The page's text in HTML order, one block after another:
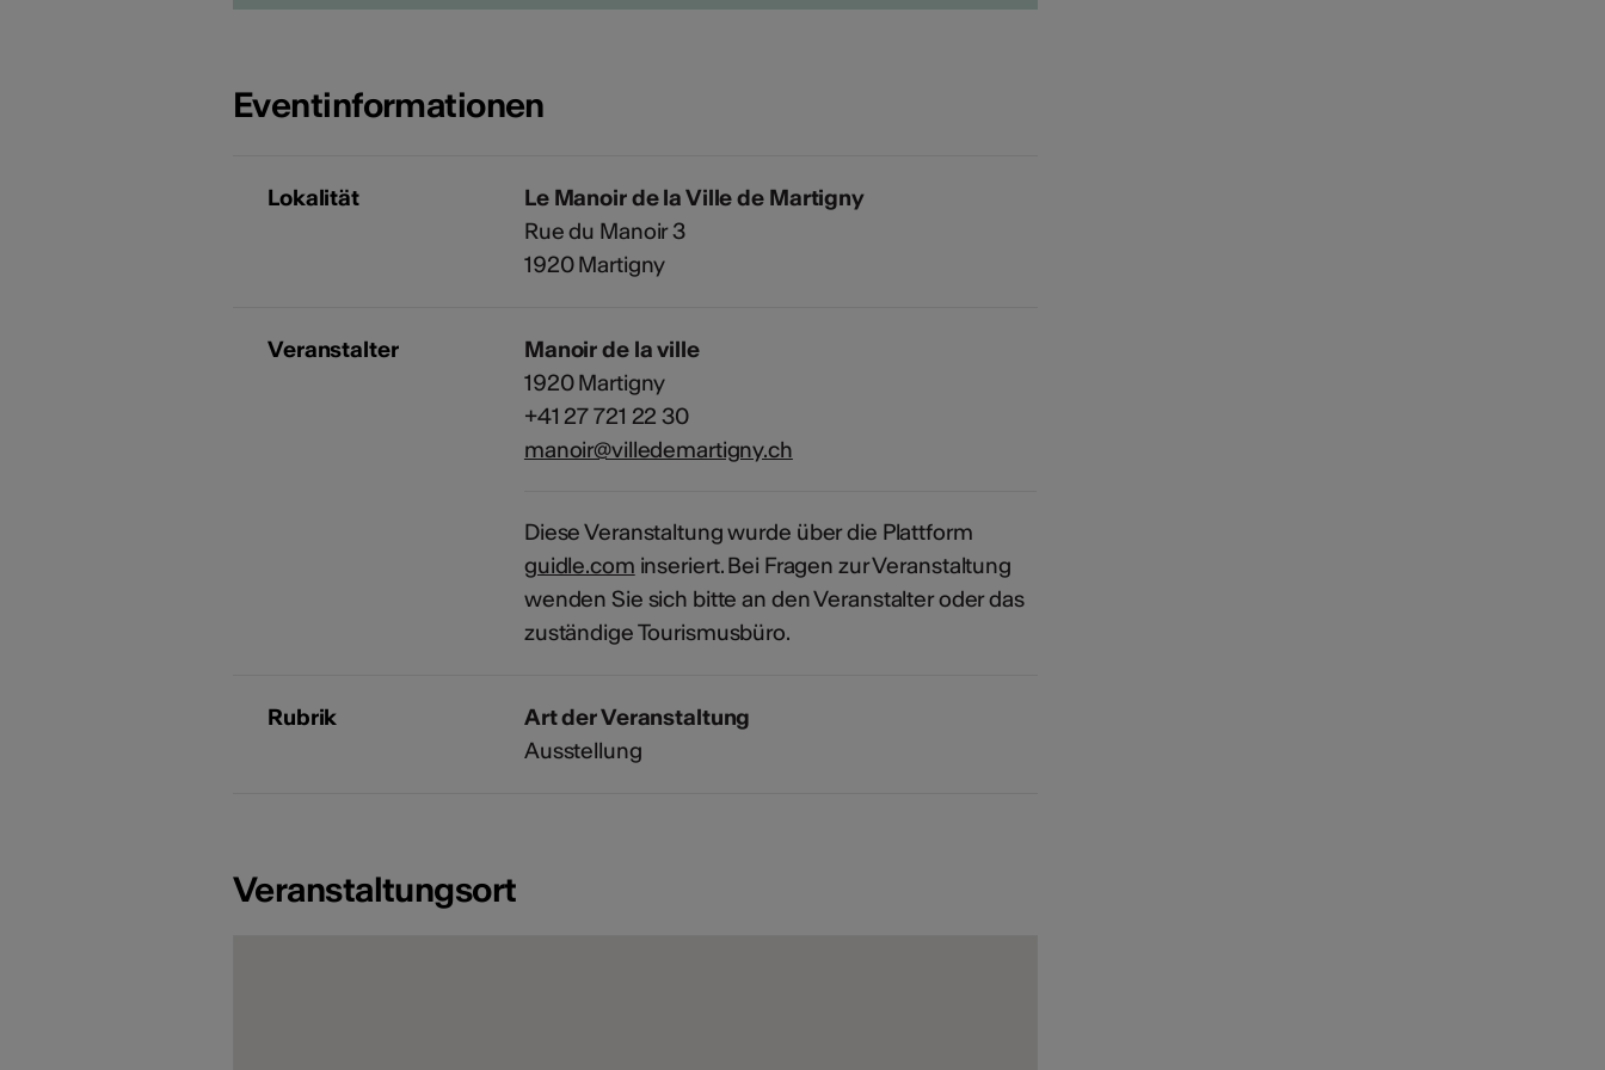
Eventinformationen
Lokalität
Le Manoir de la Ville de Martigny
Rue du Manoir 3
1920 Martigny
Veranstalter
Manoir de la ville
1920 Martigny
+41 27 721 22 30
manoir@villedemartigny.ch
Diese Veranstaltung wurde über die Plattform
guidle.com inseriert. Bei Fragen zur Veranstaltung
wenden Sie sich bitte an den Veranstalter oder das
zuständige Tourismusbüro.
Rubrik
Art der Veranstaltung
Ausstellung
Veranstaltungsort